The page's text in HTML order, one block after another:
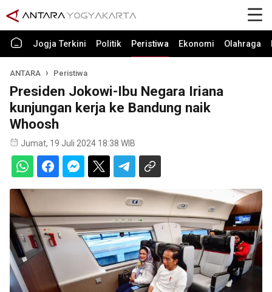
Jogja Terkini Politik Peristiwa Ekonomi Olahraga
ANTARA Peristiwa
Presiden Jokowi-Ibu Negara Iriana
kunjungan kerja ke Bandung naik
Whoosh
Jumat, 19 Juli 2024 18:38 WIB